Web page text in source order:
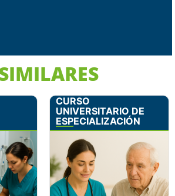
CURSO
UNIVERSITARIO DE
ESPECIALIZACIÓN